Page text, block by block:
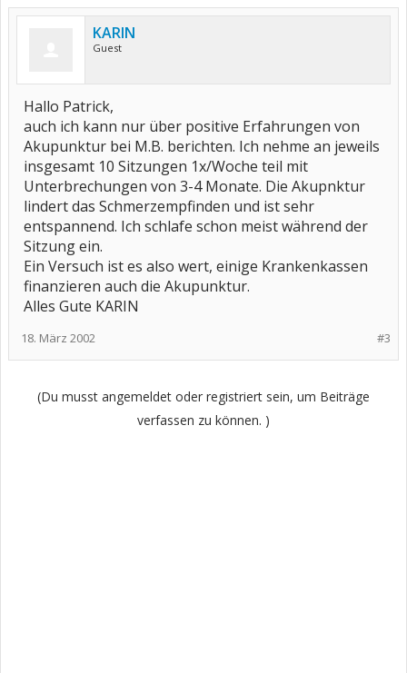
KARIN
Guest
Hallo Patrick,
auch ich kann nur über positive Erfahrungen von
Akupunktur bei M.B. berichten. Ich nehme an jeweils
insgesamt 10 Sitzungen 1x/Woche teil mit
Unterbrechungen von 3-4 Monate. Die Akupnktur
lindert das Schmerzempfinden und ist sehr
entspannend. Ich schlafe schon meist während der
Sitzung ein.
Ein Versuch ist es also wert, einige Krankenkassen
finanzieren auch die Akupunktur.
Alles Gute KARIN
#3
18. März 2002
(Du musst angemeldet oder registriert sein, um Beiträge
verfassen zu können. )